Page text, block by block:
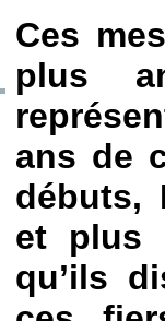
Ces
plus
ans de
débuts,
et plus
qu’ils